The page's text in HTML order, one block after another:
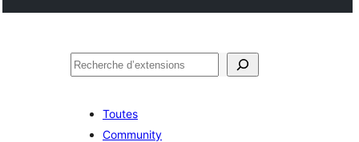
Rechercher
Toutes
Community